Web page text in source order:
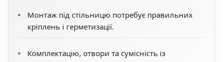
Монтаж під стільницю потребує правильних
кріплень і герметизації.
Комплектацію, отвори та сумісність із